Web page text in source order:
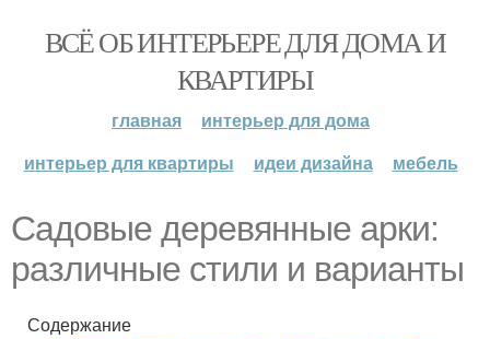
ВСЁ ОБ ИНТЕРЬЕРЕ ДЛЯ ДОМА И
КВАРТИРЫ
главная
интерьер для дома
интерьер для квартиры
идеи дизайна мебель
Садовые деревянные арки:
различные стили и варианты
Содержание